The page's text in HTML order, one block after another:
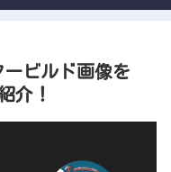
ービルド画像を
介！